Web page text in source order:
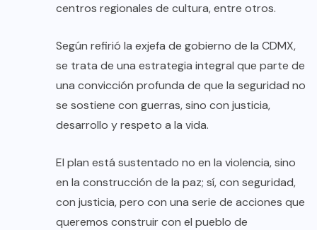
centros regionales de cultura, entre otros.
Según refirió la exjefa de gobierno de la CDMX,
se trata de una estrategia integral que parte de
una convicción profunda de que la seguridad no
se sostiene con guerras, sino con justicia,
desarrollo y respeto a la vida.
El plan está sustentado no en la violencia, sino
en la construcción de la paz; sí, con seguridad,
con justicia, pero con una serie de acciones que
queremos construir con el pueblo de